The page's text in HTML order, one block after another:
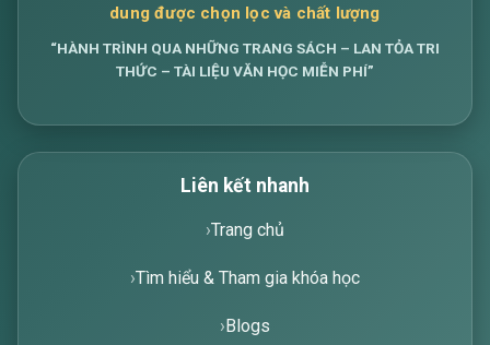
dung được chọn lọc và chất lượng
“HÀNH TRÌNH QUA NHỮNG TRANG SÁCH – LAN TỎA TRI
THỨC – TÀI LIỆU VĂN HỌC MIỄN PHÍ”
Liên kết nhanh
Trang chủ
Tìm hiểu & Tham gia khóa học
Blogs